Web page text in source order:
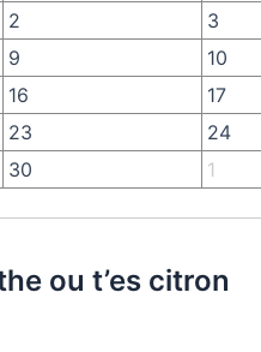
2 3
9 10
16 17
23 24
30 1
ou t’es citron